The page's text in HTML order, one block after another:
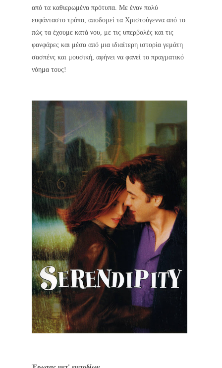
από τα καθιερωμένα πρότυπα. Με έναν πολύ
ευφάνταστο τρόπο, αποδομεί τα Χριστούγεννα από το
πώς τα έχουμε κατά νου, με τις υπερβολές και τις
φανφάρες και μέσα από μια ιδιαίτερη ιστορία γεμάτη
σασπένς και μουσική, αφήνει να φανεί το πραγματικό
νόημα τους!